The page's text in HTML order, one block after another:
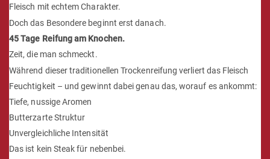
Fleisch mit echtem Charakter.
Doch das Besondere beginnt erst danach.
45 Tage Reifung am Knochen.
Zeit, die man schmeckt.
Während dieser traditionellen Trockenreifung verliert das Fleisch
Feuchtigkeit – und gewinnt dabei genau das, worauf es ankommt:
Tiefe, nussige Aromen
Butterzarte Struktur
Unvergleichliche Intensität
Das ist kein Steak für nebenbei.